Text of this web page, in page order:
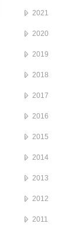
2021
2020
2019
2018
2017
2016
2015
2014
2013
2012
2011